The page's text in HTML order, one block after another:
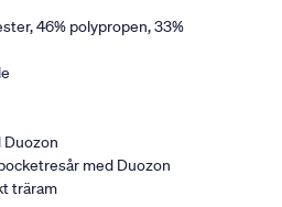
46% polypropen, 33%
Duozon
med Duozon
träram